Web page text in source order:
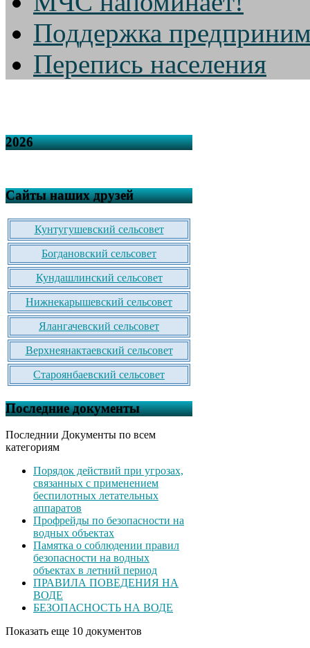
Поддержка
Перепись населения
2026
Сайты наших друзей
Кунтугушевский сельсовет
Богдановский сельсовет
Кундашлинский сельсовет
Нижнекарышевский сельсовет
Ялангачевский сельсовет
Верхнеянактаевский сельсовет
Староянбаевский сельсовет
Последние документы
Последнии Документы по всем
категориям
Порядок действий при угрозах,
связанных с применением
беспилотных летательных
аппаратов
Профрейды по безопасности на
водных объектах
Памятка о соблюдении правил
безопасности на водных
объектах в летний период
ПРАВИЛА ПОВЕДЕНИЯ НА
ВОДЕ
БЕЗОПАСНОСТЬ НА ВОДЕ
Показать еще 10 документов